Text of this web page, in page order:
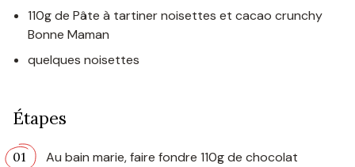
110g de Pâte à tartiner noisettes et cacao crunchy
Bonne Maman
quelques noisettes
Étapes
Au bain marie, faire fondre 110g de chocolat